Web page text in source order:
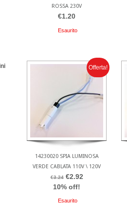
ROSSA 230V
€1.20
Esaurito
Offerta!
14230020 SPIA LUMINOSA
VERDE CABLATA 110V \ 120V
€3.24 €2.92
10% off!
Esaurito